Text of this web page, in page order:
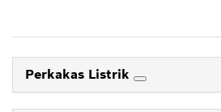
Perkakas Listrik